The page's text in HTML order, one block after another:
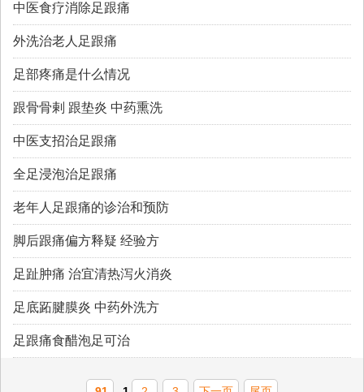
中医食疗消除足跟痛
外洗治老人足跟痛
足部疼痛是什么情况
跟骨骨剌 跟垫炎 中药熏洗
中医支招治足跟痛
全足浸泡治足跟痛
老年人足跟痛的诊治和预防
脚后跟痛偏方释疑 经验方
足趾肿痛 治宜清热泻火消炎
足底跖腱膜炎 中药外洗方
足跟痛食醋泡足可治